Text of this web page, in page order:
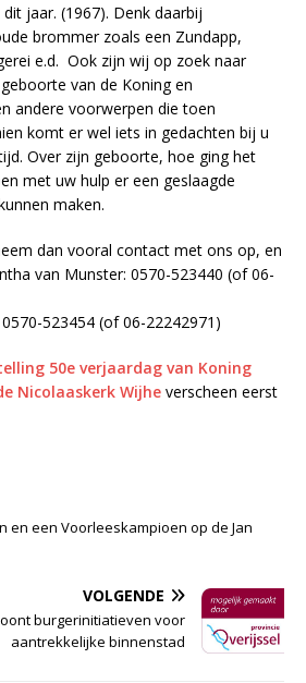
jaar. (1967). Denk daarbij
brommer zoals een Zundapp,
e.d. Ook zijn wij op zoek naar
van de Koning en
andere voorwerpen die toen
komt er wel iets in gedachten bij u
Over zijn geboorte, hoe ging het
met uw hulp er een geslaagde
maken.
dan vooral contact met ons op, en
van Munster: 0570-523440 (of 06-
523454 (of 06-22242971)
50e verjaardag van Koning
Nicolaaskerk Wijhe verscheen eerst
en een Voorleeskampioen op de Jan
VOLGENDE
burgerinitiatieven voor
aantrekkelijke binnenstad